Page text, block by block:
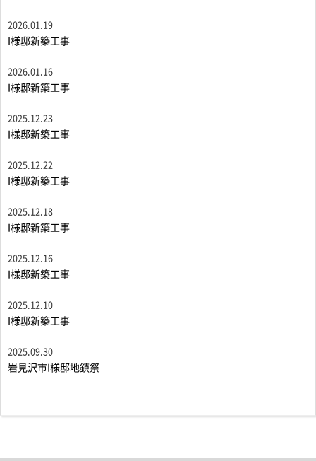
2026.01.19
I様邸新築工事
2026.01.16
I様邸新築工事
2025.12.23
I様邸新築工事
2025.12.22
I様邸新築工事
2025.12.18
I様邸新築工事
2025.12.16
I様邸新築工事
2025.12.10
I様邸新築工事
2025.09.30
岩見沢市I様邸地鎮祭